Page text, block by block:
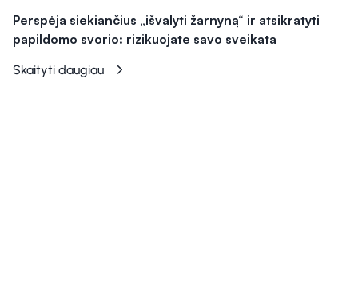
Perspėja siekiančius „išvalyti žarnyną“ ir atsikratyti
papildomo svorio: rizikuojate savo sveikata
Skaityti daugiau